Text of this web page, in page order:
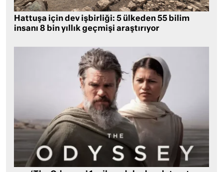
Hattuşa için dev işbirliği: 5 ülkeden 55 bilim
insanı 8 bin yıllık geçmişi araştırıyor